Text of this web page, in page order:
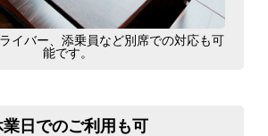
イバー、添乗員など別席での対応も可
能です。
業日でのご利用も可